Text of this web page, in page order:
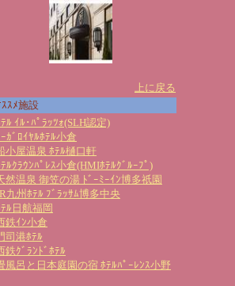
上に戻る
ｽﾒ施設
ﾙ ｲﾙ･ﾊﾟﾗｯﾂｫ(SLH認定)
ｶﾞﾛｲﾔﾙﾎﾃﾙ小倉
小屋温泉 ﾎﾃﾙ樋口軒
ﾙｸﾗｳﾝﾊﾟﾚｽ小倉(HMIﾎﾃﾙｸﾞﾙｰﾌﾟ)
然温泉 御笠の湯 ﾄﾞｰﾐｰｲﾝ博多祇園
九州ﾎﾃﾙ ﾌﾞﾗｯｻﾑ博多中央
ﾙ日航福岡
鉄ｲﾝ小倉
司港ﾎﾃﾙ
鉄ｸﾞﾗﾝﾄﾞﾎﾃﾙ
風呂と日本庭園の宿 ﾎﾃﾙﾊﾟｰﾚﾝｽ小野